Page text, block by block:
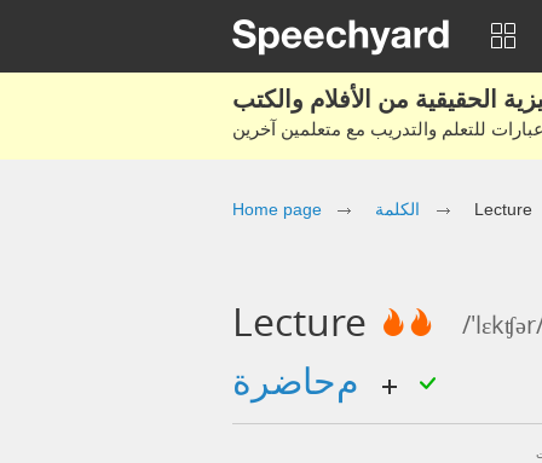
Home page الكلمة Lecture
Lecture /